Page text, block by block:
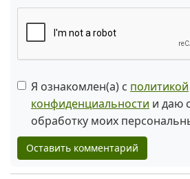
Я ознакомлен(а) с политикой
конфиденциальности и даю
обработку моих
Оставить комментарий